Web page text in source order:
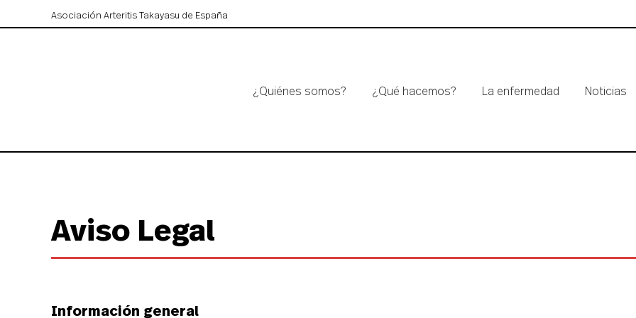
Asociación Arteritis Takayasu de España
¿Quiénes somos? ¿Qué hacemos? La enfermedad Noticias
Aviso Legal
Información general